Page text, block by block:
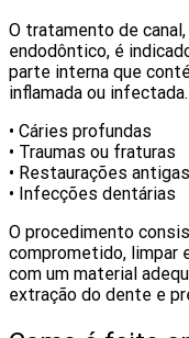
O tratamento de
endodôntico, é
parte interna que
inflamada ou
• Cáries profundas
• Traumas ou fraturas
• Restaurações
• Infecções dentárias
O procedimento
comprometido, limpar
com um material
extração do dente e